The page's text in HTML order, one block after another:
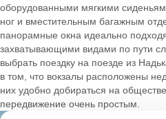
оборудованными мягкими
ног и вместительным багажным
панорамные окна идеально
захватывающими видами по пути
выбрать поездку на поезде из
в том, что вокзалы расположены
них удобно добираться на
передвижение очень простым.